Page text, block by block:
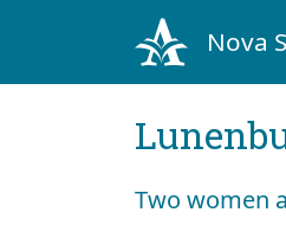
Nova
Two women